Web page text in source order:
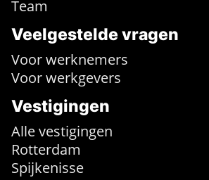
Team
Veelgestelde vragen
Voor werknemers
Voor werkgevers
Vestigingen
Alle vestigingen
Rotterdam
Spijkenisse